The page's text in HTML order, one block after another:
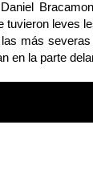
leves
más
en la parte